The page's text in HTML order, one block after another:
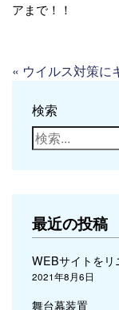
アまで！！
« ウイルス対策にキノシ
検索
最近の投稿
WEBサイトをリ
2021年8月6日
舞台幕装置